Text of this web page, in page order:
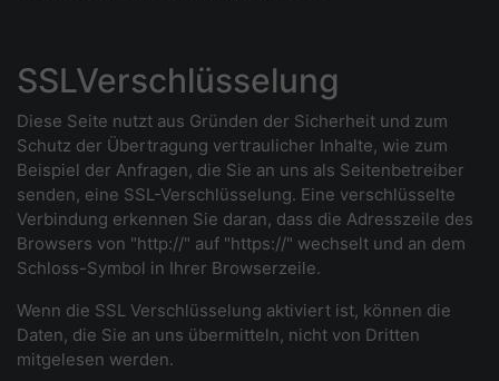
SSLVerschlüsselung
Diese Seite nutzt aus Gründen der Sicherheit und zum
Schutz der Übertragung vertraulicher Inhalte, wie zum
Beispiel der Anfragen, die Sie an uns als Seitenbetreiber
senden, eine SSL-Verschlüsselung. Eine verschlüsselte
Verbindung erkennen Sie daran, dass die Adresszeile des
Browsers von "http://" auf "https://" wechselt und an dem
Schloss-Symbol in Ihrer Browserzeile.
Wenn die SSL Verschlüsselung aktiviert ist, können die
Daten, die Sie an uns übermitteln, nicht von Dritten
mitgelesen werden.